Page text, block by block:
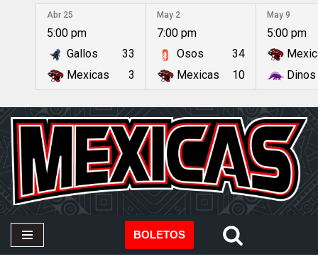
contenido
Abr 25
5:00 pm
Gallos
33
Mexicas
3
May 2
7:00 pm
Osos
34
Mexicas
10
May 9
5:00 pm
Dinos
BOLETOS